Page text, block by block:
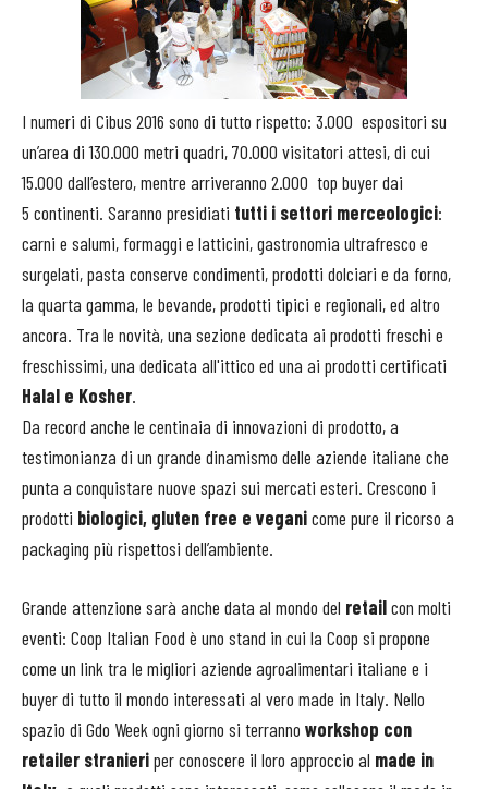
I numeri di Cibus 2016 sono di tutto rispetto: 3.000 espositori su
un’area di 130.000 metri quadri, 70.000 visitatori attesi, di cui
15.000 dall’estero, mentre arriveranno 2.000 top buyer dai
5 continenti. Saranno presidiati tutti i settori merceologici:
carni e salumi, formaggi e latticini, gastronomia ultrafresco e
surgelati, pasta conserve condimenti, prodotti dolciari e da forno,
la quarta gamma, le bevande, prodotti tipici e regionali, ed altro
ancora. Tra le novità, una sezione dedicata ai prodotti freschi e
freschissimi, una dedicata all'ittico ed una ai prodotti certificati
Halal e Kosher.
Da record anche le centinaia di innovazioni di prodotto, a
testimonianza di un grande dinamismo delle aziende italiane che
punta a conquistare nuove spazi sui mercati esteri. Crescono i
prodotti biologici, gluten free e veganicome pure il ricorso a
packaging più rispettosi dell’ambiente.
Grande attenzione sarà anche data al mondo del retailcon molti
eventi: Coop Italian Food è uno stand in cui la Coop si propone
come un link tra le migliori aziende agroalimentari italiane e i
buyer di tutto il mondo interessati al vero made in Italy. Nello
spazio di Gdo Week ogni giorno si terranno workshop con
retailer stranieriper conoscere il loro approccio al made in